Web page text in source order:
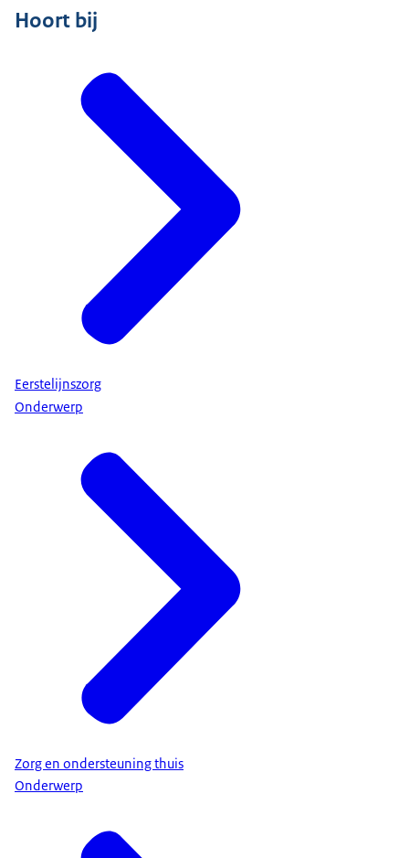
Hoort bij
Eerstelijnszorg
Onderwerp
Zorg en ondersteuning thuis
Onderwerp